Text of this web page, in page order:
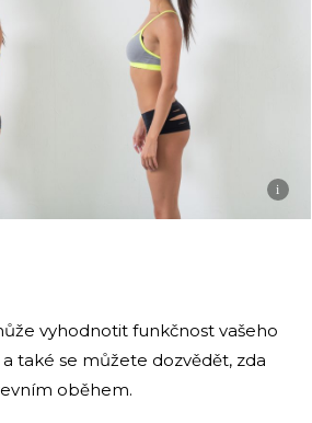
i
vyhodnotit funkčnost vašeho
také se můžete dozvědět, zda
oběhem.